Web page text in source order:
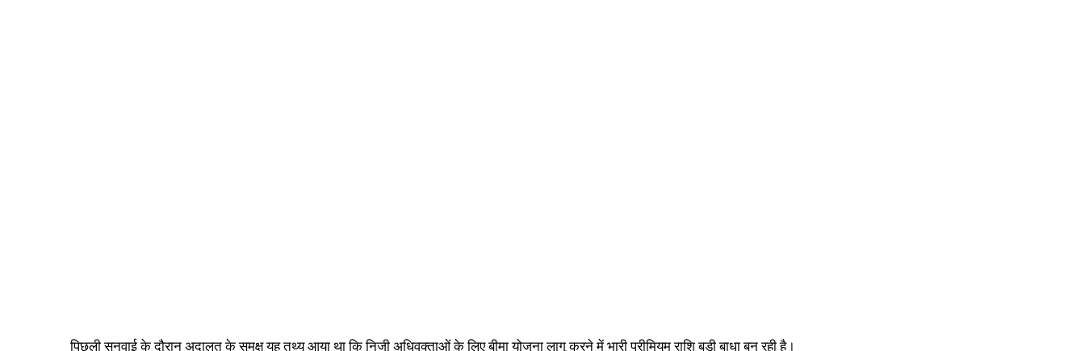
पिछली सुनवाई के दौरान अदालत के समक्ष यह तथ्य आया था कि निजी अधिवक्ताओं के लिए बीमा योजना लागू करने में भारी प्रीमियम राशि बड़ी बाधा बन रही है।